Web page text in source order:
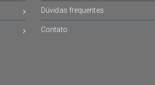
Dúvidas frequentes
Contato